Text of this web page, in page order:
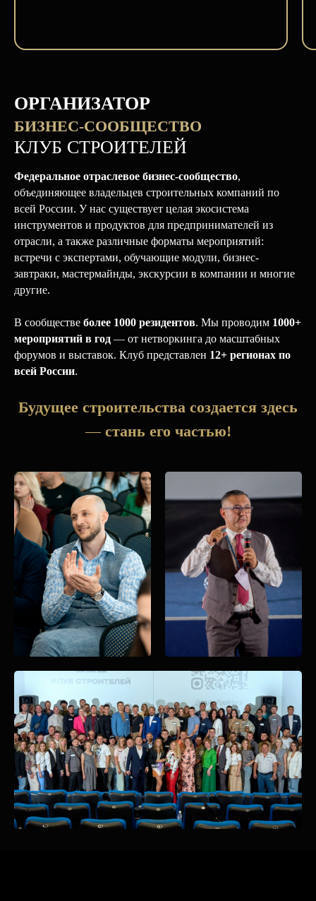
ОРГАНИЗАТОР
БИЗНЕС-СООБЩЕСТВО
КЛУБ СТРОИТЕЛЕЙ
Федеральное отраслевое бизнес-сообщество,
объединяющее владельцев строительных компаний по
всей России. У нас существует целая экосистема
инструментов и продуктов для предпринимателей из
отрасли, а также различные форматы мероприятий:
встречи с экспертами, обучающие модули, бизнес-
завтраки, мастермайнды, экскурсии в компании и многие
другие.
В сообществе более 1000 резидентов. Мы проводим 1000+
мероприятий в год — от нетворкинга до масштабных
форумов и выставок. Клуб представлен 12+ регионах по
всей России.
Будущее строительства создается здесь
—стань его частью!